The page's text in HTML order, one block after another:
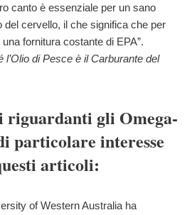
canto è essenziale per un sano
del cervello, il che significa che per
fornitura costante di EPA”.
di Pesce è il Carburante del
riguardanti gli Omega-
particolare interesse
articoli:
of Western Australia ha